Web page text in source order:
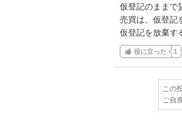
仮登記のままで
売買は、仮登記
仮登記を放棄す
役に立った 1
この
ご自